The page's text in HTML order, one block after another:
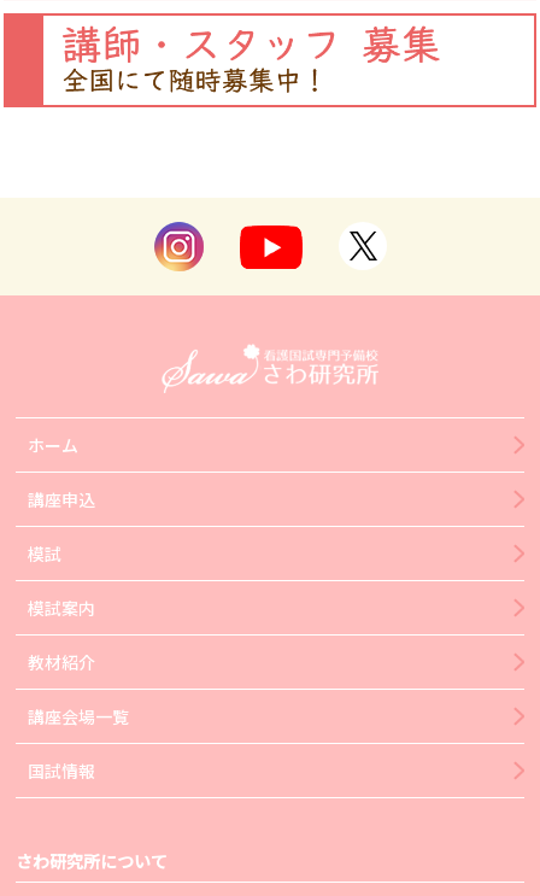
ホーム
講座申込
模試
模試案内
教材紹介
講座会場一覧
国試情報
さわ研究所について